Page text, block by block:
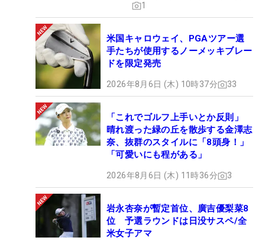
1
米国キャロウェイ、PGAツアー選
手たちが使用するノーメッキブレー
ドを限定発売
2026年8月6日 (木) 10時37分 33
「これでゴルフ上手いとか反則」
晴れ渡った緑の丘を散歩する金澤志
奈、抜群のスタイルに「8頭身！」
「可愛いにも程がある」
2026年8月6日 (木) 11時36分 3
岩永杏奈が暫定首位、廣吉優梨菜8
位 予選ラウンドは日没サスペ/全
米女子アマ